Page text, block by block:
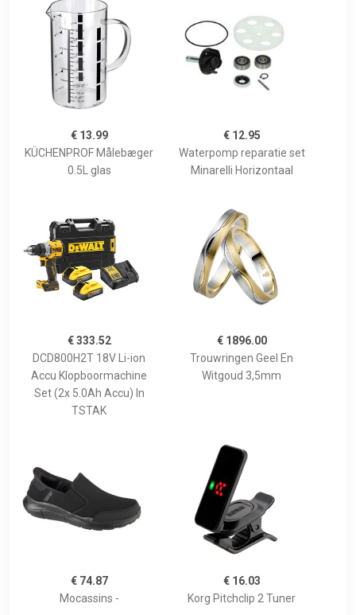
€ 13.99
KÜCHENPROF Målebæger
0.5L glas
€ 12.95
Waterpomp reparatie set
Minarelli Horizontaal
€ 333.52
DCD800H2T 18V Li-ion
Accu Klopboormachine
Set (2x 5.0Ah Accu) In
TSTAK
€ 1896.00
Trouwringen Geel En
Witgoud 3,5mm
€ 74.87
Mocassins -
€ 16.03
Korg Pitchclip 2 Tuner